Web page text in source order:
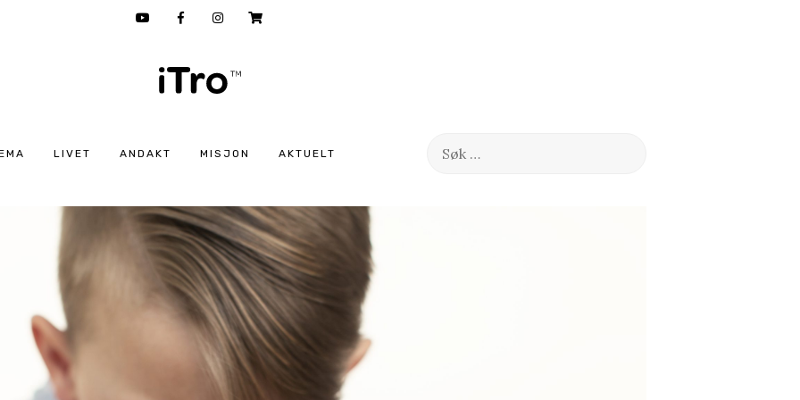
LIVET ANDAKT MISJON AKTUELT
Søk